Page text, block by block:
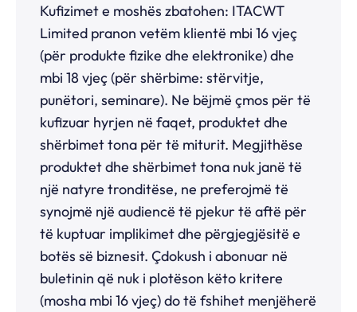
Kufizimet e moshës zbatohen: ITACWT
Limited pranon vetëm klientë mbi 16 vjeç
(për produkte fizike dhe elektronike) dhe
mbi 18 vjeç (për shërbime: stërvitje,
punëtori, seminare). Ne bëjmë çmos për të
kufizuar hyrjen në faqet, produktet dhe
shërbimet tona për të miturit. Megjithëse
produktet dhe shërbimet tona nuk janë të
një natyre tronditëse, ne preferojmë të
synojmë një audiencë të pjekur të aftë për
të kuptuar implikimet dhe përgjegjësitë e
botës së biznesit. Çdokush i abonuar në
buletinin që nuk i plotëson këto kritere
(mosha mbi 16 vjeç) do të fshihet menjëherë